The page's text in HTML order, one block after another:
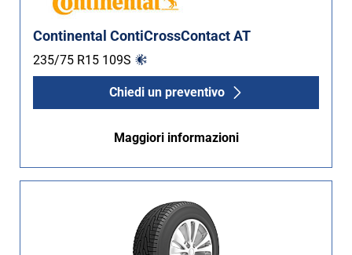
Continental ContiCrossContact AT
235/75 R15 109S
Chiedi un preventivo
Maggiori informazioni